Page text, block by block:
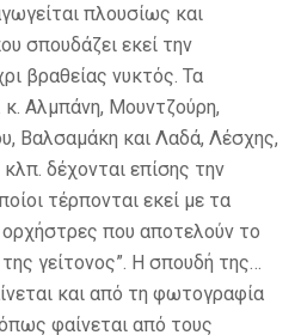
πλουσίως και
σπουδάζει εκεί την
βραθείας νυκτός. Τα
Αλμπάνη, Μουντζούρη,
Βαλσαμάκη και Λαδά, Λέσχης,
δέχονται επίσης την
τέρπονται εκεί με τα
που αποτελούν το
γείτονος”. Η σπουδή της…
και από τη φωτογραφία
φαίνεται από τους